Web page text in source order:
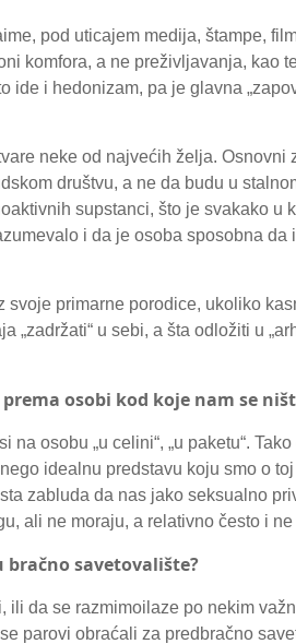
pod uticajem medija, štampe,
komfora, a ne preživljavanja, kao
i hedonizam, pa je glavna
neke od najvećih želja. Osnovni
društvu, a ne da budu u
supstanci, što je svakako u
i da je osoba sposobna da
primarne porodice, ukoliko
u sebi, a šta odložiti u
osobi kod koje nam se
osobu „u celini“, „u paketu“.
idealnu predstavu koju smo o
zabluda da nas jako seksualno
ali ne moraju, a relativno često i
savetovalište?
da se razmimoilaze po nekim
parovi obraćali za predbračno